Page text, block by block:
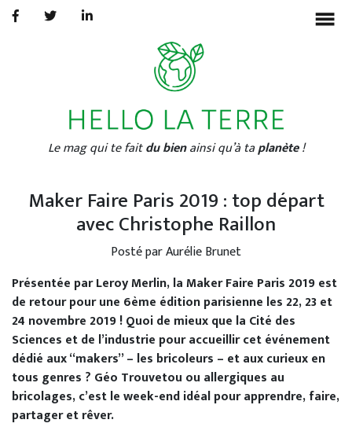
INTERVIEWS
À PROPOS ▼
PORTFOLIO
Le mag qui te faitdu bienainsi qu’à taplanète!
Maker Faire Paris 2019 : top départ
avec Christophe Raillon
Posté par Aurélie Brunet
Présentée par Leroy Merlin, la Maker Faire Paris 2019 est
de retour pour une 6ème édition parisienne les 22, 23 et
24 novembre 2019 ! Quoi de mieux que la Cité des
Sciences et de l’industrie pour accueillir cet événement
dédié aux “makers” – les bricoleurs – et aux curieux en
tous genres ? Géo Trouvetou ou allergiques au
bricolages, c’est le week-end idéal pour apprendre, faire,
partager et rêver.